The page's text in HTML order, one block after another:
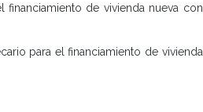
de vivienda nueva con
para el financiamiento de vivienda